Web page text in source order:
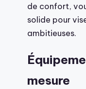
de confort,
solide pour
ambitieuses.
mesure